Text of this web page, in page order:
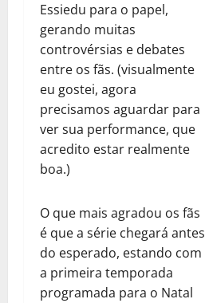
Essiedu para o papel,
gerando muitas
controvérsias e debates
entre os fãs. (visualmente
eu gostei, agora
precisamos aguardar para
ver sua performance, que
acredito estar realmente
boa.)
O que mais agradou os fãs
é que a série chegará antes
do esperado, estando com
a primeira temporada
programada para o Natal